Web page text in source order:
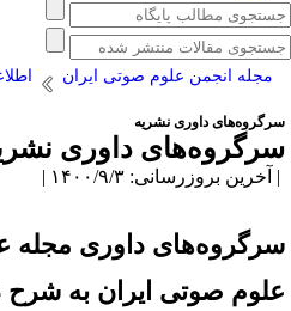
مجله انجمن علوم صوتی ایران
داوری نشریه
داوری
بروزرسانی: ۱۴۰۰/۹/۳ |
داوری مجله
صوتی ایران به شرح